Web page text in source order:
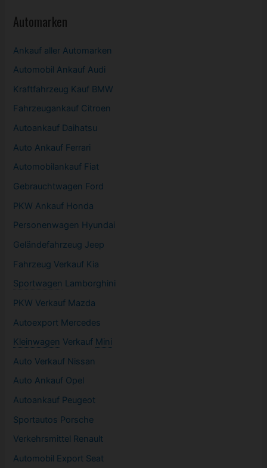
Automarken
Ankauf aller Automarken
Automobil Ankauf Audi
Kraftfahrzeug Kauf BMW
Fahrzeugankauf Citroen
Autoankauf Daihatsu
Auto Ankauf Ferrari
Automobilankauf Fiat
Gebrauchtwagen Ford
PKW Ankauf Honda
Personenwagen Hyundai
Geländefahrzeug Jeep
Fahrzeug Verkauf Kia
Sportwagen Lamborghini
PKW Verkauf Mazda
Autoexport Mercedes
Kleinwagen Verkauf Mini
Auto Verkauf Nissan
Auto Ankauf Opel
Autoankauf Peugeot
Sportautos Porsche
Verkehrsmittel Renault
Automobil Export Seat